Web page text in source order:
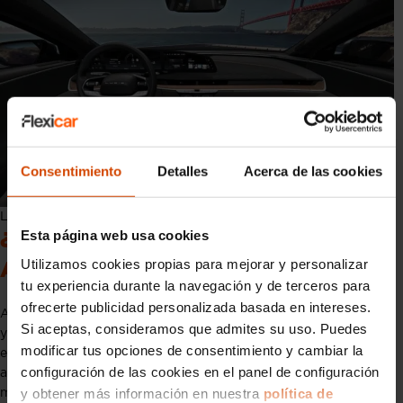
Consentimiento Detalles Acerca de las cookies
Esta página web usa cookies
Utilizamos cookies propias para mejorar y personalizar
tu experiencia durante la navegación y de terceros para
ofrecerte publicidad personalizada basada en intereses.
Si aceptas, consideramos que admites su uso. Puedes
modificar tus opciones de consentimiento y cambiar la
configuración de las cookies en el panel de configuración
y obtener más información en nuestra política de
Lucid Air Grand Touring interior
¿Cuándo llegará a España el Lucid
Air Grand Touring?
AunqueLucid Motorsaún no tiene presencia oficial en España,
ya está ampliando sus operaciones en Europa, especialmente
en Alemania y los Países Bajos. Se espera que en los próximos
años el Lucid Air Grand Touring esté disponible para el
mercado español a través de importadores o incluso de forma